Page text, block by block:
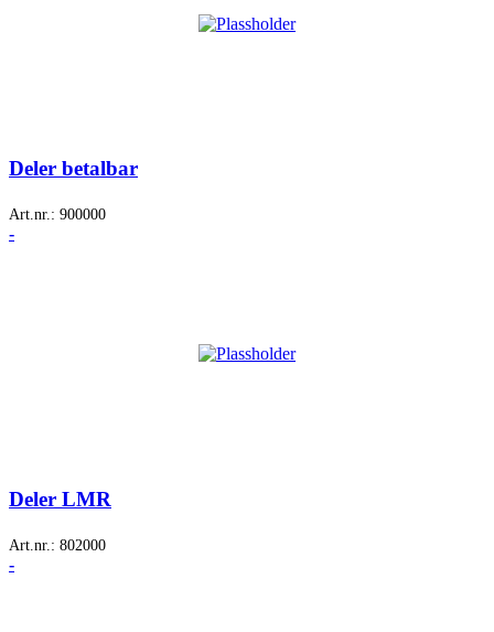
Deler betalbar
Art.nr.: 900000
-
Deler LMR
Art.nr.: 802000
-